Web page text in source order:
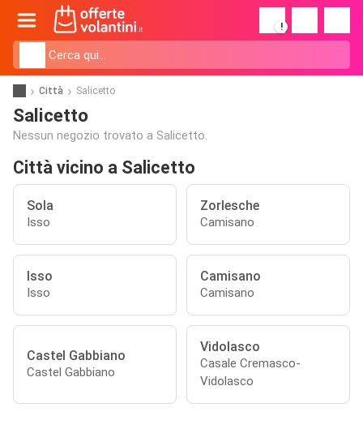
!
Città Salicetto
Salicetto
Nessun negozio trovato a Salicetto.
Città vicino a Salicetto
Sola
Isso
Zorlesche
Camisano
Isso
Isso
Camisano
Camisano
Castel Gabbiano
Castel Gabbiano
Vidolasco
Casale Cremasco-
Vidolasco